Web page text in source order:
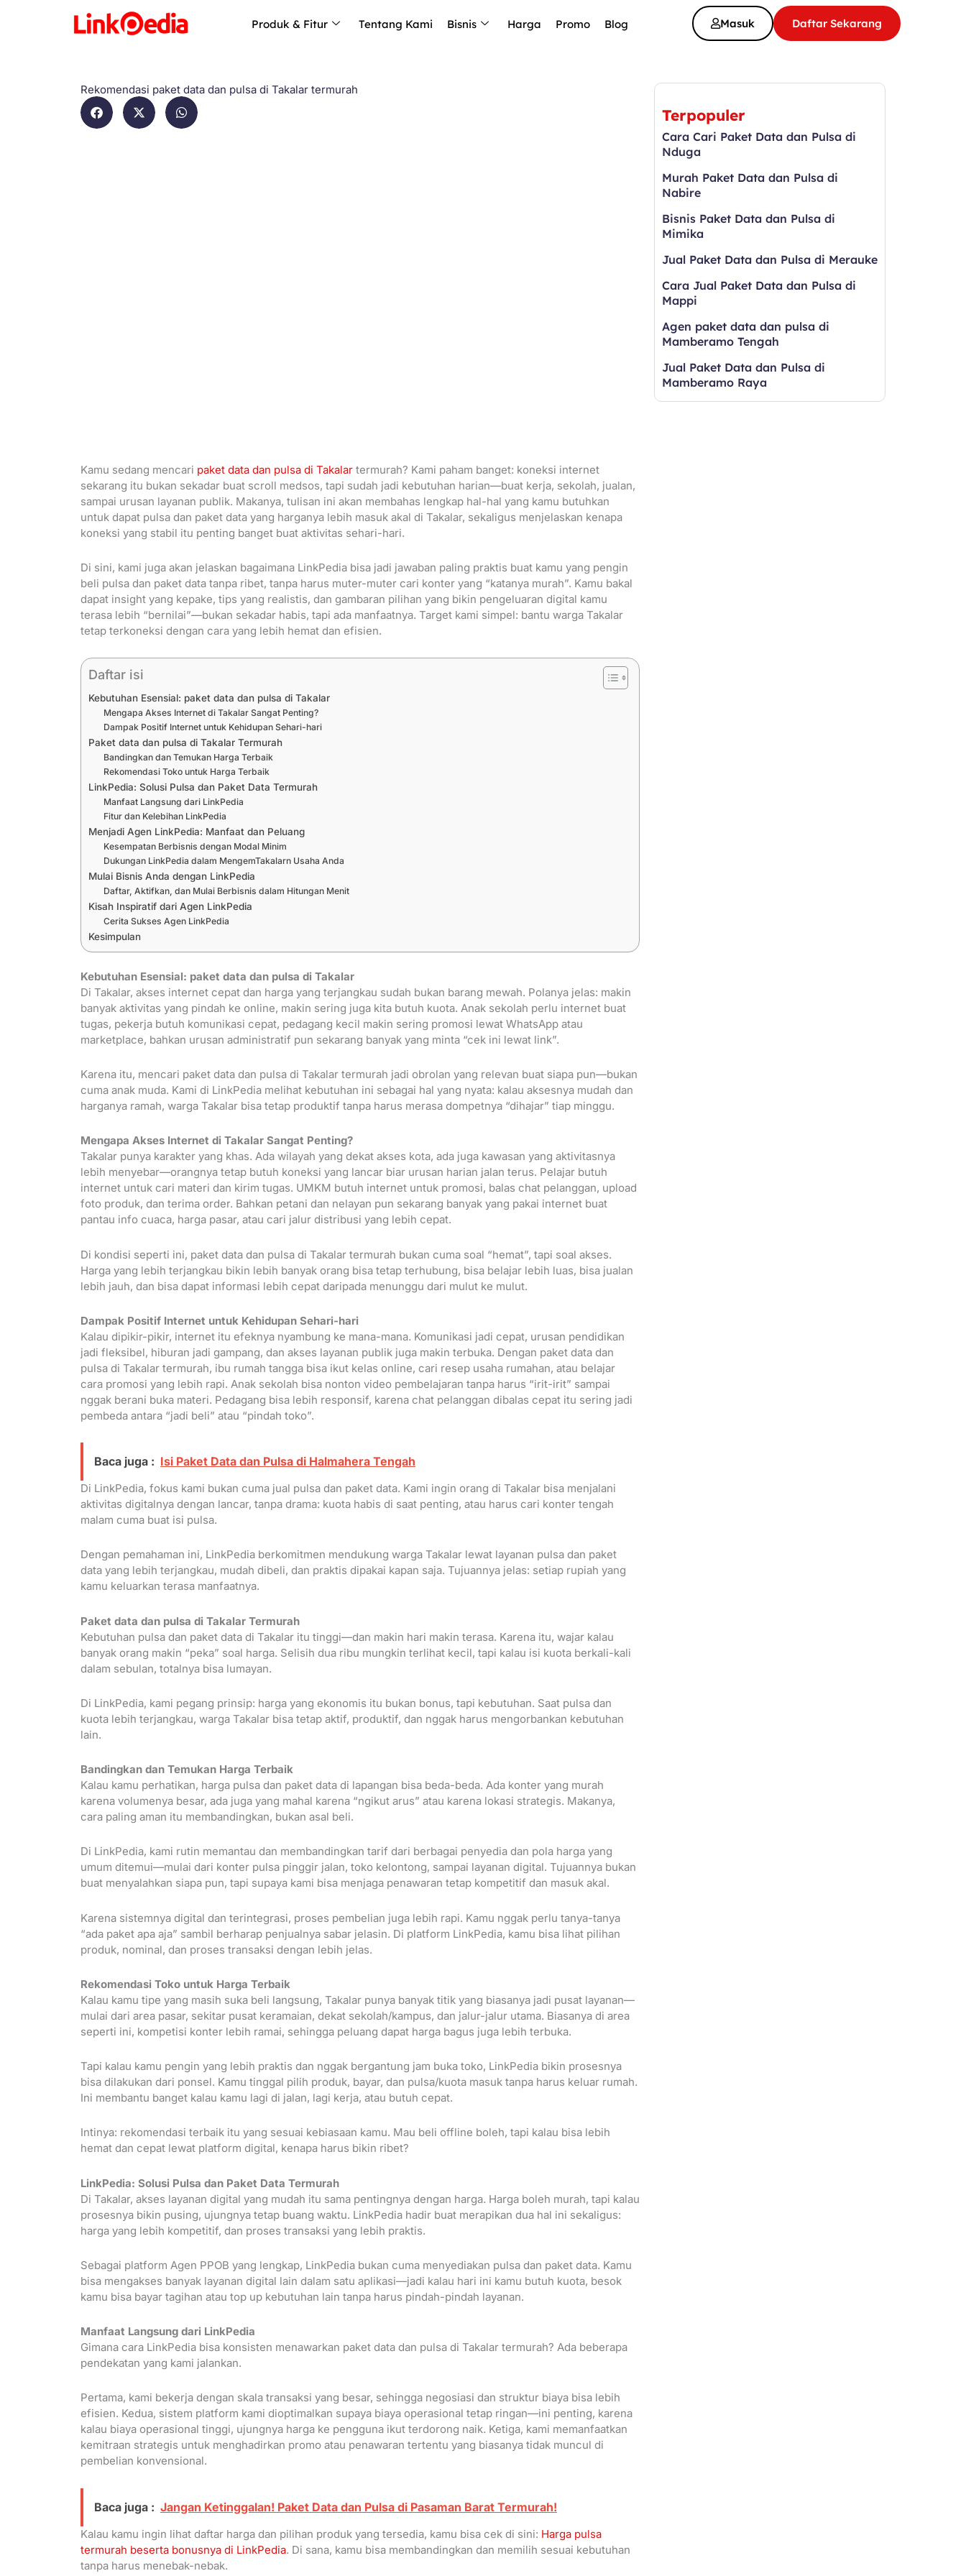
Daftar Sekarang
Masuk
Produk & Fitur Tentang Kami Bisnis Harga Promo Blog
Rekomendasi paket data dan pulsa di Takalar termurah
Kamu sedang mencari paket data dan pulsa di Takalar termurah? Kami paham banget: koneksi internet
sekarang itu bukan sekadar buat scroll medsos, tapi sudah jadi kebutuhan harian—buat kerja, sekolah, jualan,
sampai urusan layanan publik. Makanya, tulisan ini akan membahas lengkap hal-hal yang kamu butuhkan
untuk dapat pulsa dan paket data yang harganya lebih masuk akal di Takalar, sekaligus menjelaskan kenapa
koneksi yang stabil itu penting banget buat aktivitas sehari-hari.
Di sini, kami juga akan jelaskan bagaimana LinkPedia bisa jadi jawaban paling praktis buat kamu yang pengin
beli pulsa dan paket data tanpa ribet, tanpa harus muter-muter cari konter yang “katanya murah”. Kamu bakal
dapat insight yang kepake, tips yang realistis, dan gambaran pilihan yang bikin pengeluaran digital kamu
terasa lebih “bernilai”—bukan sekadar habis, tapi ada manfaatnya. Target kami simpel: bantu warga Takalar
tetap terkoneksi dengan cara yang lebih hemat dan efisien.
Daftar isi
Kebutuhan Esensial: paket data dan pulsa di Takalar
Mengapa Akses Internet di Takalar Sangat Penting?
Dampak Positif Internet untuk Kehidupan Sehari-hari
Paket data dan pulsa di Takalar Termurah
Bandingkan dan Temukan Harga Terbaik
Rekomendasi Toko untuk Harga Terbaik
LinkPedia: Solusi Pulsa dan Paket Data Termurah
Manfaat Langsung dari LinkPedia
Fitur dan Kelebihan LinkPedia
Menjadi Agen LinkPedia: Manfaat dan Peluang
Kesempatan Berbisnis dengan Modal Minim
Dukungan LinkPedia dalam MengemTakalarn Usaha Anda
Mulai Bisnis Anda dengan LinkPedia
Daftar, Aktifkan, dan Mulai Berbisnis dalam Hitungan Menit
Kisah Inspiratif dari Agen LinkPedia
Cerita Sukses Agen LinkPedia
Kesimpulan
Kebutuhan Esensial: paket data dan pulsa di Takalar
Di Takalar, akses internet cepat dan harga yang terjangkau sudah bukan barang mewah. Polanya jelas: makin
banyak aktivitas yang pindah ke online, makin sering juga kita butuh kuota. Anak sekolah perlu internet buat
tugas, pekerja butuh komunikasi cepat, pedagang kecil makin sering promosi lewat WhatsApp atau
marketplace, bahkan urusan administratif pun sekarang banyak yang minta “cek ini lewat link”.
Karena itu, mencari paket data dan pulsa di Takalar termurah jadi obrolan yang relevan buat siapa pun—bukan
cuma anak muda. Kami di LinkPedia melihat kebutuhan ini sebagai hal yang nyata: kalau aksesnya mudah dan
harganya ramah, warga Takalar bisa tetap produktif tanpa harus merasa dompetnya “dihajar” tiap minggu.
Mengapa Akses Internet di Takalar Sangat Penting?
Takalar punya karakter yang khas. Ada wilayah yang dekat akses kota, ada juga kawasan yang aktivitasnya
lebih menyebar—orangnya tetap butuh koneksi yang lancar biar urusan harian jalan terus. Pelajar butuh
internet untuk cari materi dan kirim tugas. UMKM butuh internet untuk promosi, balas chat pelanggan, upload
foto produk, dan terima order. Bahkan petani dan nelayan pun sekarang banyak yang pakai internet buat
pantau info cuaca, harga pasar, atau cari jalur distribusi yang lebih cepat.
Di kondisi seperti ini, paket data dan pulsa di Takalar termurah bukan cuma soal “hemat”, tapi soal akses.
Harga yang lebih terjangkau bikin lebih banyak orang bisa tetap terhubung, bisa belajar lebih luas, bisa jualan
lebih jauh, dan bisa dapat informasi lebih cepat daripada menunggu dari mulut ke mulut.
Dampak Positif Internet untuk Kehidupan Sehari-hari
Kalau dipikir-pikir, internet itu efeknya nyambung ke mana-mana. Komunikasi jadi cepat, urusan pendidikan
jadi fleksibel, hiburan jadi gampang, dan akses layanan publik juga makin terbuka. Dengan paket data dan
pulsa di Takalar termurah, ibu rumah tangga bisa ikut kelas online, cari resep usaha rumahan, atau belajar
cara promosi yang lebih rapi. Anak sekolah bisa nonton video pembelajaran tanpa harus “irit-irit” sampai
nggak berani buka materi. Pedagang bisa lebih responsif, karena chat pelanggan dibalas cepat itu sering jadi
pembeda antara “jadi beli” atau “pindah toko”.
Baca juga : Isi Paket Data dan Pulsa di Halmahera Tengah
Di LinkPedia, fokus kami bukan cuma jual pulsa dan paket data. Kami ingin orang di Takalar bisa menjalani
aktivitas digitalnya dengan lancar, tanpa drama: kuota habis di saat penting, atau harus cari konter tengah
malam cuma buat isi pulsa.
Dengan pemahaman ini, LinkPedia berkomitmen mendukung warga Takalar lewat layanan pulsa dan paket
data yang lebih terjangkau, mudah dibeli, dan praktis dipakai kapan saja. Tujuannya jelas: setiap rupiah yang
kamu keluarkan terasa manfaatnya.
Paket data dan pulsa di Takalar Termurah
Kebutuhan pulsa dan paket data di Takalar itu tinggi—dan makin hari makin terasa. Karena itu, wajar kalau
banyak orang makin “peka” soal harga. Selisih dua ribu mungkin terlihat kecil, tapi kalau isi kuota berkali-kali
dalam sebulan, totalnya bisa lumayan.
Di LinkPedia, kami pegang prinsip: harga yang ekonomis itu bukan bonus, tapi kebutuhan. Saat pulsa dan
kuota lebih terjangkau, warga Takalar bisa tetap aktif, produktif, dan nggak harus mengorbankan kebutuhan
lain.
Bandingkan dan Temukan Harga Terbaik
Kalau kamu perhatikan, harga pulsa dan paket data di lapangan bisa beda-beda. Ada konter yang murah
karena volumenya besar, ada juga yang mahal karena “ngikut arus” atau karena lokasi strategis. Makanya,
cara paling aman itu membandingkan, bukan asal beli.
Di LinkPedia, kami rutin memantau dan membandingkan tarif dari berbagai penyedia dan pola harga yang
umum ditemui—mulai dari konter pulsa pinggir jalan, toko kelontong, sampai layanan digital. Tujuannya bukan
buat menyalahkan siapa pun, tapi supaya kami bisa menjaga penawaran tetap kompetitif dan masuk akal.
Karena sistemnya digital dan terintegrasi, proses pembelian juga lebih rapi. Kamu nggak perlu tanya-tanya
“ada paket apa aja” sambil berharap penjualnya sabar jelasin. Di platform LinkPedia, kamu bisa lihat pilihan
produk, nominal, dan proses transaksi dengan lebih jelas.
Rekomendasi Toko untuk Harga Terbaik
Kalau kamu tipe yang masih suka beli langsung, Takalar punya banyak titik yang biasanya jadi pusat layanan—
mulai dari area pasar, sekitar pusat keramaian, dekat sekolah/kampus, dan jalur-jalur utama. Biasanya di area
seperti ini, kompetisi konter lebih ramai, sehingga peluang dapat harga bagus juga lebih terbuka.
Tapi kalau kamu pengin yang lebih praktis dan nggak bergantung jam buka toko, LinkPedia bikin prosesnya
bisa dilakukan dari ponsel. Kamu tinggal pilih produk, bayar, dan pulsa/kuota masuk tanpa harus keluar rumah.
Ini membantu banget kalau kamu lagi di jalan, lagi kerja, atau butuh cepat.
Intinya: rekomendasi terbaik itu yang sesuai kebiasaan kamu. Mau beli offline boleh, tapi kalau bisa lebih
hemat dan cepat lewat platform digital, kenapa harus bikin ribet?
LinkPedia: Solusi Pulsa dan Paket Data Termurah
Di Takalar, akses layanan digital yang mudah itu sama pentingnya dengan harga. Harga boleh murah, tapi kalau
prosesnya bikin pusing, ujungnya tetap buang waktu. LinkPedia hadir buat merapikan dua hal ini sekaligus:
harga yang lebih kompetitif, dan proses transaksi yang lebih praktis.
Sebagai platform Agen PPOB yang lengkap, LinkPedia bukan cuma menyediakan pulsa dan paket data. Kamu
bisa mengakses banyak layanan digital lain dalam satu aplikasi—jadi kalau hari ini kamu butuh kuota, besok
kamu bisa bayar tagihan atau top up kebutuhan lain tanpa harus pindah-pindah layanan.
Manfaat Langsung dari LinkPedia
Gimana cara LinkPedia bisa konsisten menawarkan paket data dan pulsa di Takalar termurah? Ada beberapa
pendekatan yang kami jalankan.
Pertama, kami bekerja dengan skala transaksi yang besar, sehingga negosiasi dan struktur biaya bisa lebih
efisien. Kedua, sistem platform kami dioptimalkan supaya biaya operasional tetap ringan—ini penting, karena
kalau biaya operasional tinggi, ujungnya harga ke pengguna ikut terdorong naik. Ketiga, kami memanfaatkan
kemitraan strategis untuk menghadirkan promo atau penawaran tertentu yang biasanya tidak muncul di
pembelian konvensional.
Baca juga : Jangan Ketinggalan! Paket Data dan Pulsa di Pasaman Barat Termurah!
Kalau kamu ingin lihat daftar harga dan pilihan produk yang tersedia, kamu bisa cek di sini: Harga pulsa
termurah beserta bonusnya di LinkPedia. Di sana, kamu bisa membandingkan dan memilih sesuai kebutuhan
tanpa harus menebak-nebak.
Terpopuler
Cara Cari Paket Data dan Pulsa di
Nduga
Murah Paket Data dan Pulsa di
Nabire
Bisnis Paket Data dan Pulsa di
Mimika
Jual Paket Data dan Pulsa di Merauke
Cara Jual Paket Data dan Pulsa di
Mappi
Agen paket data dan pulsa di
Mamberamo Tengah
Jual Paket Data dan Pulsa di
Mamberamo Raya